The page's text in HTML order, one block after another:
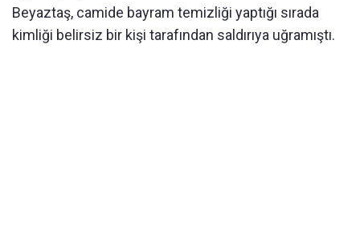
Beyaztaş, camide bayram temizliği yaptığı sırada
kimliği belirsiz bir kişi tarafından saldırıya uğramıştı.